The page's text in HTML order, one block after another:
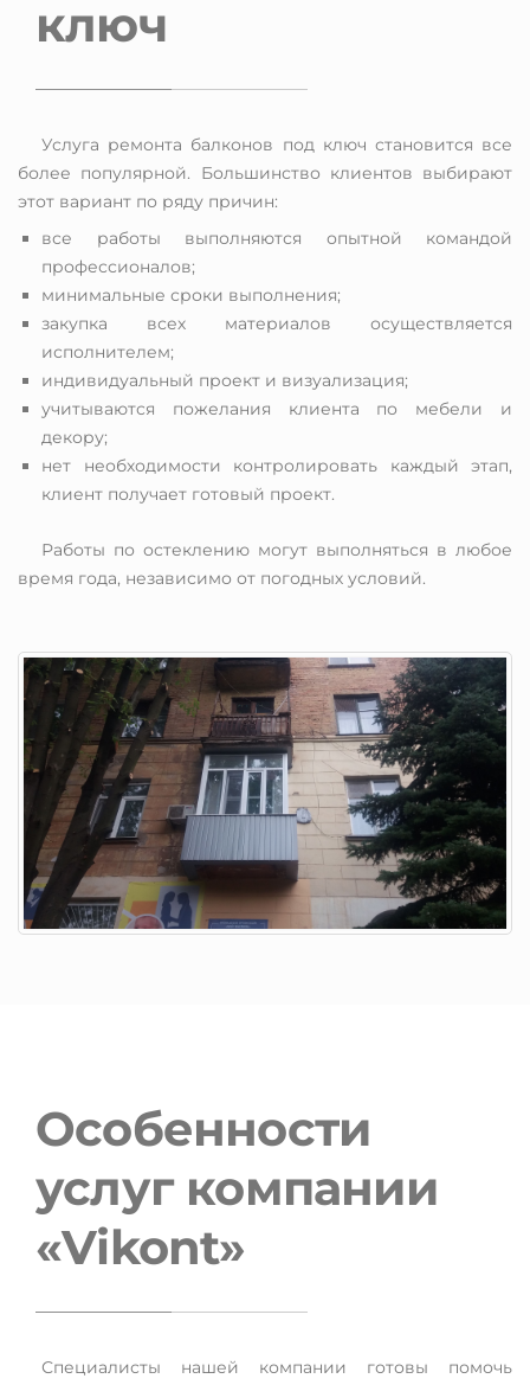
ключ
Услуга ремонта балконов под ключ становится все
более популярной. Большинство клиентов выбирают
этот вариант по ряду причин:
все работы выполняются опытной командой
профессионалов;
минимальные сроки выполнения;
закупка всех материалов осуществляется
исполнителем;
индивидуальный проект и визуализация;
учитываются пожелания клиента по мебели и
декору;
нет необходимости контролировать каждый этап,
клиент получает готовый проект.
Работы по остеклению могут выполняться в любое
время года, независимо от погодных условий.
Особенности
услуг компании
«Vikont»
Специалисты нашей компании готовы помочь